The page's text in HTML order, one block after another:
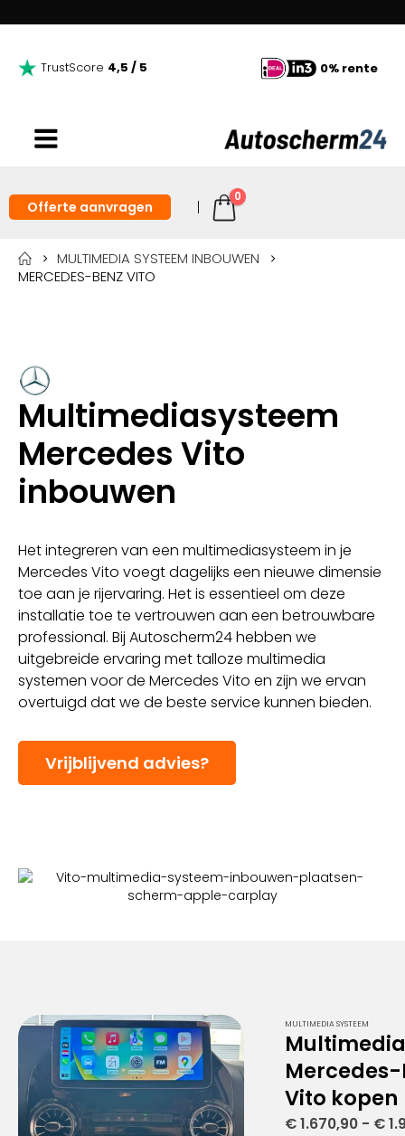
TrustScore 4,5 / 5 0% rente
Offerte aanvragen
0
MULTIMEDIA SYSTEEM INBOUWEN
MERCEDES-BENZ VITO
Multimediasysteem
Mercedes Vito
inbouwen
Het integreren van een multimediasysteem in je
Mercedes Vito voegt dagelijks een nieuwe dimensie
toe aan je rijervaring. Het is essentieel om deze
installatie toe te vertrouwen aan een betrouwbare
professional. Bij Autoscherm24 hebben we
uitgebreide ervaring met talloze multimedia
systemen voor de Mercedes Vito en zijn we ervan
overtuigd dat we de beste service kunnen bieden.
Vrijblijvend advies?
MULTIMEDIA SYSTEEM
Mercedes-
Vito kopen
€1.670,90 - €